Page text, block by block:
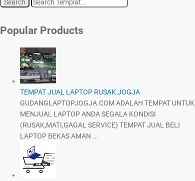
Popular Products
TEMPAT JUAL LAPTOP RUSAK JOGJA
GUDANGLAPTOPJOGJA.COM ADALAH TEMPAT UNTUK
MENJUAL LAPTOP ANDA SEGALA KONDISI
(RUSAK,MATI,GAGAL SERVICE) TEMPAT JUAL BELI
LAPTOP BEKAS AMAN ...